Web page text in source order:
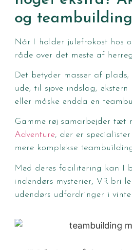
og teambuilding
Når I holder julefrokost hos
råde over det meste af
Det betyder masser af
ude, til sjove indslag,
eller måske endda en
Gammelrøj samarbejder tæt
Adventure, der er
mere komplekse
Med deres facilitering kan I
indendørs mysterier, VR-
udendørs udfordringer i